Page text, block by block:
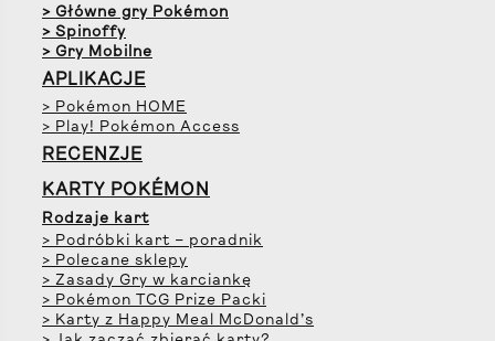
> Główne gry Pokémon
> Spinoffy
> Gry Mobilne
APLIKACJE
> Pokémon HOME
> Play! Pokémon Access
RECENZJE
KARTY POKÉMON
Rodzaje kart
> Podróbki kart – poradnik
> Polecane sklepy
> Zasady Gry w karciankę
> Pokémon TCG Prize Packi
> Karty z Happy Meal McDonald’s